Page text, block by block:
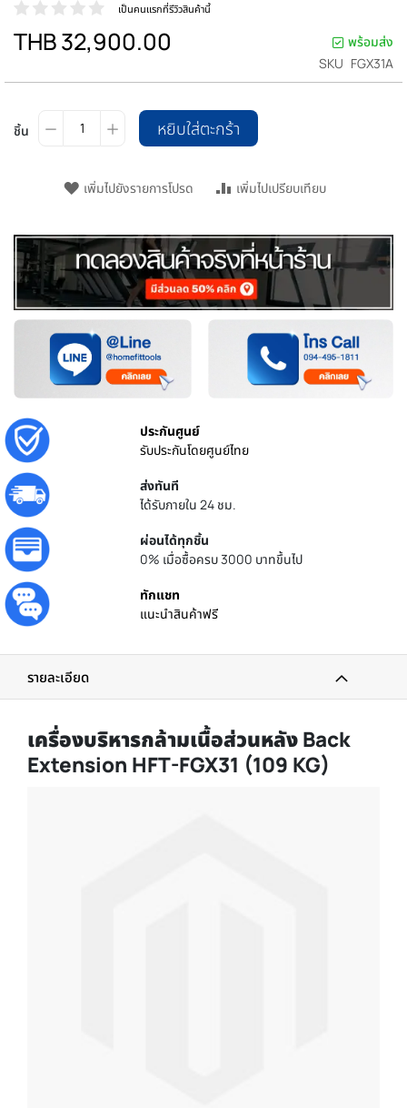
เป็นคนแรกที่รีวิวสินค้านี้
THB 32,900.00
พร้อมส่ง
SKU FGX31A
ชิ้น หยิบใส่ตะกร้า
เพิ่มไปยังรายการโปรด เพิ่มไปเปรียบเทียบ
ประกันศูนย์
รับประกันโดยศูนย์ไทย
ส่งทันที
ได้รับภายใน 24 ชม.
ผ่อนได้ทุกชิ้น
0% เมื่อซื้อครบ 3000 บาทขึ้นไป
ทักแชท
แนะนำสินค้าฟรี
รายละเอียด
เครื่องบริหารกล้ามเนื้อส่วนหลัง Back
Extension HFT-FGX31 (109 KG)